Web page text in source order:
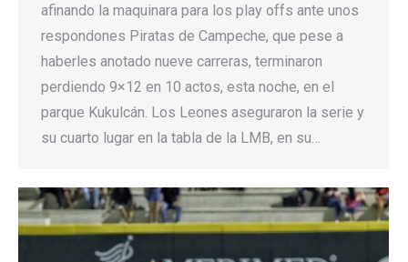
afinando la maquinara para los play offs ante unos
respondones Piratas de Campeche, que pese a
haberles anotado nueve carreras, terminaron
perdiendo 9×12 en 10 actos, esta noche, en el
parque Kukulcán. Los Leones aseguraron la serie y
su cuarto lugar en la tabla de la LMB, en su…